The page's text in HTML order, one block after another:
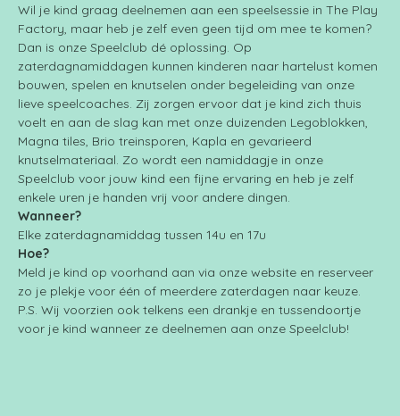
Wil je kind graag deelnemen aan een speelsessie in The Play
Factory, maar heb je zelf even geen tijd om mee te komen?
Dan is onze Speelclub dé oplossing. Op
zaterdagnamiddagen kunnen kinderen naar hartelust komen
bouwen, spelen en knutselen onder begeleiding van onze
lieve speelcoaches. Zij zorgen ervoor dat je kind zich thuis
voelt en aan de slag kan met onze duizenden Legoblokken,
Magna tiles, Brio treinsporen, Kapla en gevarieerd
knutselmateriaal. Zo wordt een namiddagje in onze
Speelclub voor jouw kind een fijne ervaring en heb je zelf
enkele uren je handen vrij voor andere dingen.
Wanneer?
Elke zaterdagnamiddag tussen 14u en 17u
Hoe?
Meld je kind op voorhand aan via onze website en reserveer
zo je plekje voor één of meerdere zaterdagen naar keuze.
P.S. Wij voorzien ook telkens een drankje en tussendoortje
voor je kind wanneer ze deelnemen aan onze Speelclub!